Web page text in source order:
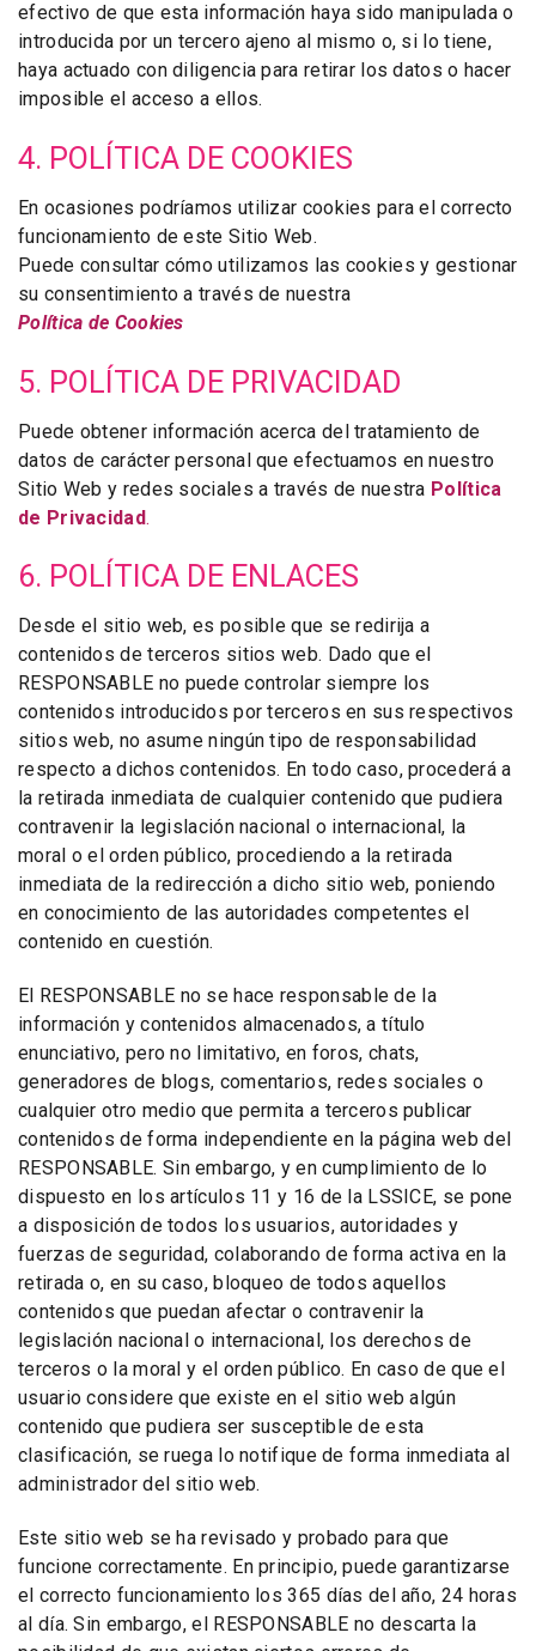
efectivo de que esta información haya sido manipulada o
introducida por un tercero ajeno al mismo o, si lo tiene,
haya actuado con diligencia para retirar los datos o hacer
imposible el acceso a ellos.
4. POLÍTICA DE COOKIES
En ocasiones podríamos utilizar cookies para el correcto
funcionamiento de este Sitio Web.
Puede consultar cómo utilizamos las cookies y gestionar
su consentimiento a través de nuestra
Política de Cookies
5. POLÍTICA DE PRIVACIDAD
Puede obtener información acerca del tratamiento de
datos de carácter personal que efectuamos en nuestro
Sitio Web y redes sociales a través de nuestra Política
de Privacidad.
6. POLÍTICA DE ENLACES
Desde el sitio web, es posible que se redirija a
contenidos de terceros sitios web. Dado que el
RESPONSABLE no puede controlar siempre los
contenidos introducidos por terceros en sus respectivos
sitios web, no asume ningún tipo de responsabilidad
respecto a dichos contenidos. En todo caso, procederá a
la retirada inmediata de cualquier contenido que pudiera
contravenir la legislación nacional o internacional, la
moral o el orden público, procediendo a la retirada
inmediata de la redirección a dicho sitio web, poniendo
en conocimiento de las autoridades competentes el
contenido en cuestión.
El RESPONSABLE no se hace responsable de la
información y contenidos almacenados, a título
enunciativo, pero no limitativo, en foros, chats,
generadores de blogs, comentarios, redes sociales o
cualquier otro medio que permita a terceros publicar
contenidos de forma independiente en la página web del
RESPONSABLE. Sin embargo, y en cumplimiento de lo
dispuesto en los artículos 11 y 16 de la LSSICE, se pone
a disposición de todos los usuarios, autoridades y
fuerzas de seguridad, colaborando de forma activa en la
retirada o, en su caso, bloqueo de todos aquellos
contenidos que puedan afectar o contravenir la
legislación nacional o internacional, los derechos de
terceros o la moral y el orden público. En caso de que el
usuario considere que existe en el sitio web algún
contenido que pudiera ser susceptible de esta
clasificación, se ruega lo notifique de forma inmediata al
administrador del sitio web.
Este sitio web se ha revisado y probado para que
funcione correctamente. En principio, puede garantizarse
el correcto funcionamiento los 365 días del año, 24 horas
al día. Sin embargo, el RESPONSABLE no descarta la